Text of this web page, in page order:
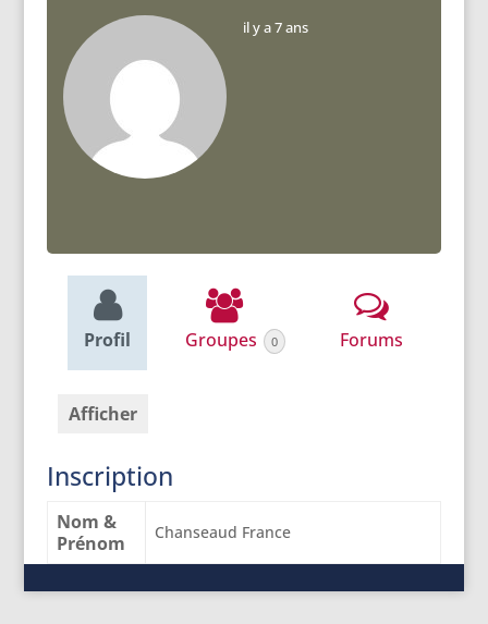
il y a 7 ans
Profil Groupes 0 Forums
Afficher
Inscription
Nom &
Prénom
Chanseaud France